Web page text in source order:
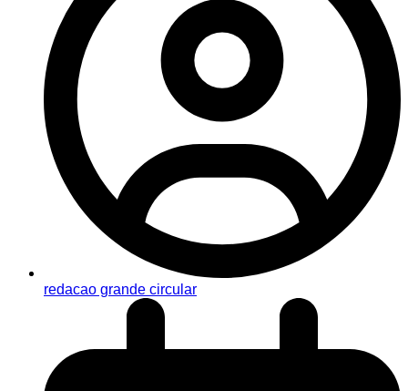
redacao grande circular